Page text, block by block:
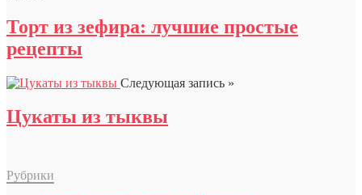
Торт из зефира: лучшие простые
рецепты
Следующая запись »
Цукаты из тыквы
Рубрики